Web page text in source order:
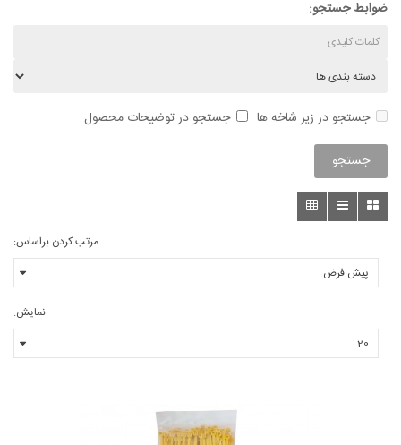
ضوابط جستجو:
جستجو در زیر شاخه ها جستجو در توضیحات محصول
مرتب کردن براساس:
نمایش: